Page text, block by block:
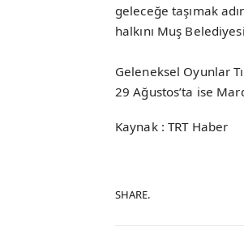
geleceğe taşımak
halkını Muş
Geleneksel Oyunlar
29 Ağustos’ta ise
Kaynak : TRT Haber
SHARE.